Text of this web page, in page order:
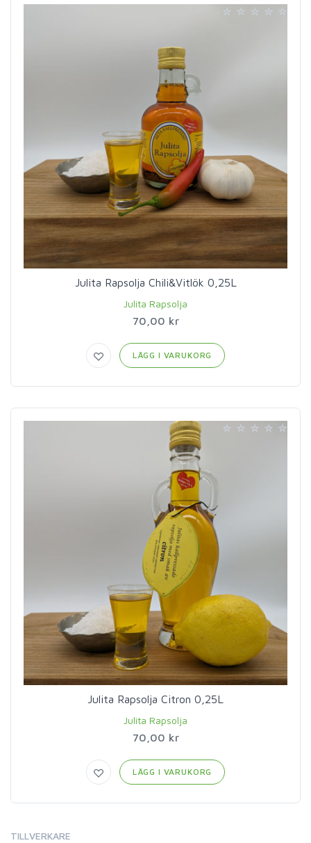
Julita Rapsolja Chili&Vitlök 0,25L
Julita Rapsolja
70,00 kr
LÄGG I VARUKORG
Julita Rapsolja Citron 0,25L
Julita Rapsolja
70,00 kr
LÄGG I VARUKORG
TILLVERKARE